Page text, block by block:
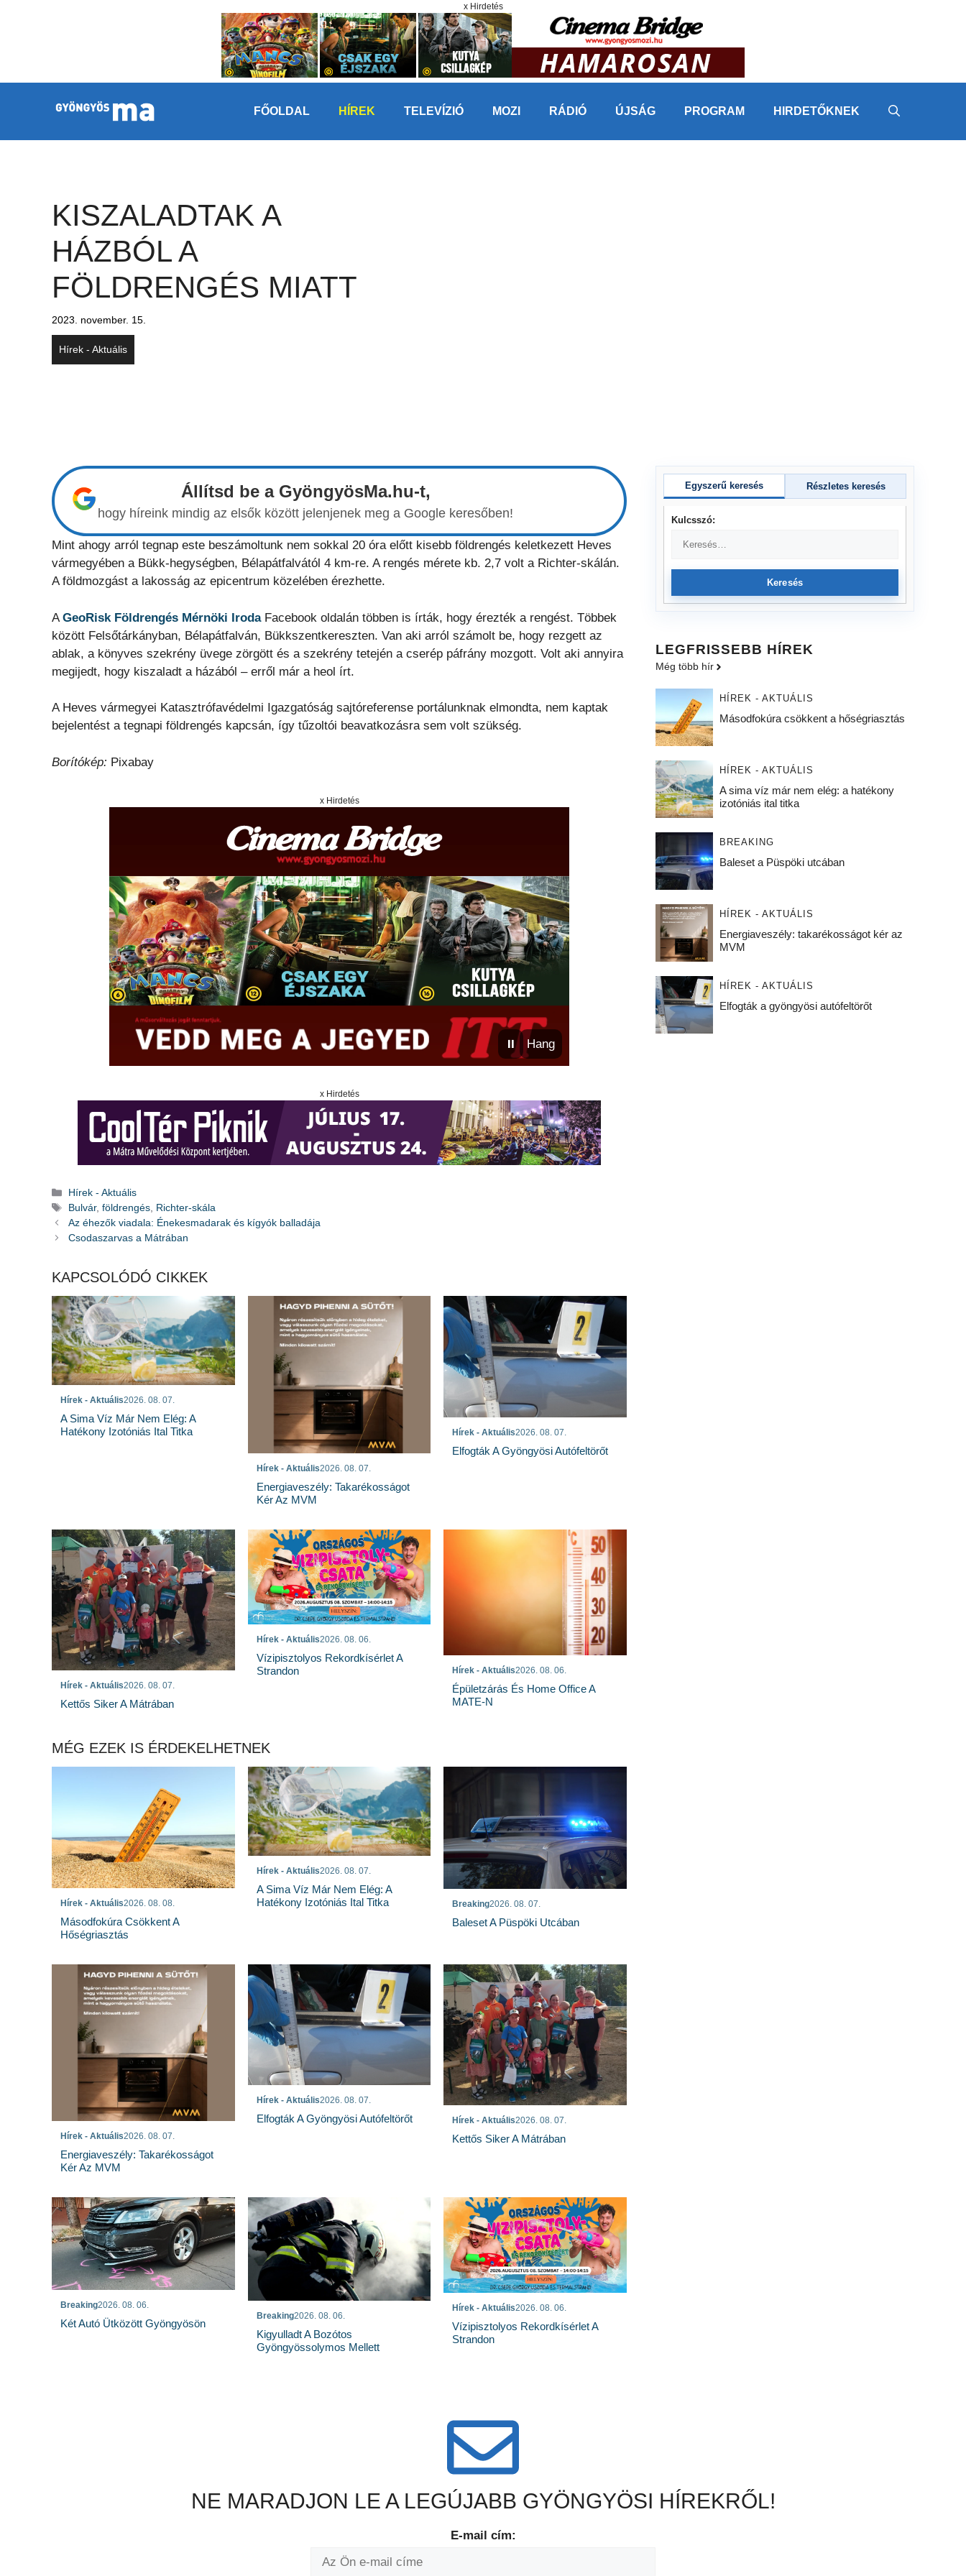
x Hirdetés
FŐOLDAL HÍREK TELEVÍZIÓ MOZI RÁDIÓ ÚJSÁG PROGRAM HIRDETŐKNEK
KISZALADTAK A
HÁZBÓL A
FÖLDRENGÉS MIATT
2023. november. 15.
Hírek - Aktuális
Állítsd be a GyöngyösMa.hu-t,
hogy híreink mindig az elsők között jelenjenek meg a Google keresőben!
Mint ahogy arról tegnap este beszámoltunk nem sokkal 20 óra előtt kisebb földrengés keletkezett Heves
vármegyében a Bükk-hegységben, Bélapátfalvától 4 km-re. A rengés mérete kb. 2,7 volt a Richter-skálán.
A földmozgást a lakosság az epicentrum közelében érezhette.
A GeoRisk Földrengés Mérnöki IrodaFacebook oldalán többen is írták, hogy érezték a rengést. Többek
között Felsőtárkányban, Bélapátfalván, Bükkszentkereszten. Van aki arról számolt be, hogy rezgett az
ablak, a könyves szekrény üvege zörgött és a szekrény tetején a cserép páfrány mozgott. Volt aki annyira
megijedt, hogy kiszaladt a házából – erről már a heol írt.
A Heves vármegyei Katasztrófavédelmi Igazgatóság sajtóreferense portálunknak elmondta, nem kaptak
bejelentést a tegnapi földrengés kapcsán, így tűzoltói beavatkozásra sem volt szükség.
Borítókép: Pixabay
x Hirdetés
⏸ Hang
x Hirdetés
Kategória
Hírek - Aktuális
Címkék
Bulvár,földrengés, Richter-skála
Az éhezők viadala: Énekesmadarak és kígyók balladája
Csodaszarvas a Mátrában
KAPCSOLÓDÓ CIKKEK
Hírek - Aktuális2026. 08. 07.
A Sima Víz Már Nem Elég: A
Hatékony Izotóniás Ital Titka
Hírek - Aktuális2026. 08. 07.
Energiaveszély: Takarékosságot
Kér Az MVM
Hírek - Aktuális2026. 08. 07.
Elfogták A Gyöngyösi Autófeltörőt
Hírek - Aktuális2026. 08. 07.
Kettős Siker A Mátrában
Hírek - Aktuális2026. 08. 06.
Vízipisztolyos Rekordkísérlet A
Strandon
Hírek - Aktuális2026. 08. 06.
Épületzárás És Home Office A
MATE-N
MÉG EZEK IS ÉRDEKELHETNEK
Hírek - Aktuális2026. 08. 08.
Másodfokúra Csökkent A
Hőségriasztás
Hírek - Aktuális2026. 08. 07.
A Sima Víz Már Nem Elég: A
Hatékony Izotóniás Ital Titka
Breaking2026. 08. 07.
Baleset A Püspöki Utcában
Hírek - Aktuális2026. 08. 07.
Energiaveszély: Takarékosságot
Kér Az MVM
Hírek - Aktuális2026. 08. 07.
Elfogták A Gyöngyösi Autófeltörőt Hírek - Aktuális2026. 08. 07.
Kettős Siker A Mátrában
Breaking2026. 08. 06.
Két Autó Ütközött Gyöngyösön
Breaking2026. 08. 06.
Kigyulladt A Bozótos
Gyöngyössolymos Mellett
Hírek - Aktuális2026. 08. 06.
Vízipisztolyos Rekordkísérlet A
Strandon
Egyszerű keresés Részletes keresés
Kulcsszó:
Keresés
LEGFRISSEBB HÍREK
Még több hír
HÍREK - AKTUÁLIS
Másodfokúra csökkent a hőségriasztás
HÍREK - AKTUÁLIS
A sima víz már nem elég: a hatékony
izotóniás ital titka
BREAKING
Baleset a Püspöki utcában
HÍREK - AKTUÁLIS
Energiaveszély: takarékosságot kér az
MVM
HÍREK - AKTUÁLIS
Elfogták a gyöngyösi autófeltörőt
NE MARADJON LE A LEGÚJABB GYÖNGYÖSI HÍREKRŐL!
E-mail cím: